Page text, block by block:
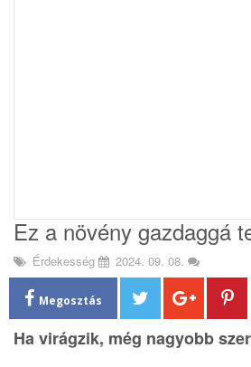
Ez a növény gazdaggá
Érdekesség 2024. 09. 08.
Megosztás
Ha virágzik, még nagyobb